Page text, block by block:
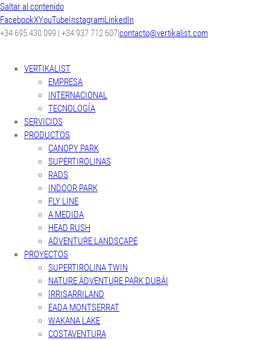
Saltar al contenido
FacebookXYouTubeInstagramLinkedIn
+34 695 430 099 | +34 937 712 607|contacto@vertikalist.com
VERTIKALIST
EMPRESA
INTERNACIONAL
TECNOLOGÍA
SERVICIOS
PRODUCTOS
CANOPY PARK
SUPERTIROLINAS
RADS
INDOOR PARK
FLY LINE
A MEDIDA
HEAD RUSH
ADVENTURE LANDSCAPE
PROYECTOS
SUPERTIROLINA TWIN
NATURE ADVENTURE PARK DUBÁI
IRRISARRILAND
EADA MONTSERRAT
WAKANA LAKE
COSTAVENTURA